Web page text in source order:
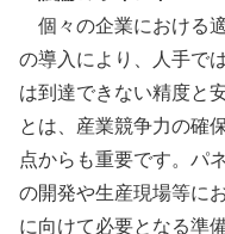
個々の企業における
の導入により、人手で
は到達できない精度と
とは、産業競争力の確
点からも重要です。パ
の開発や生産現場等に
に向けて必要となる準